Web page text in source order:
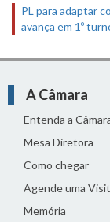
PL para adaptar
avança em 1º
A Câmara
Entenda a
Mesa Diretora
Como chegar
Agende uma
Memória